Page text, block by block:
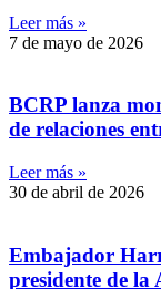
Leer más »
7 de mayo de 2026
BCRP lanza
de relaciones
Leer más »
30 de abril de 2026
Embajador
presidente de la